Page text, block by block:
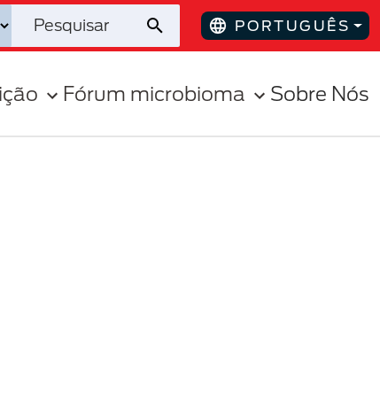
PORTUGUÊS
Fórum microbioma Sobre Nós